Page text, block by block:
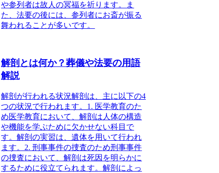
や参列者は故人の冥福を祈ります。ま
た、法要の後には、参列者にお斎が振る
舞われることが多いです。
解剖とは何か？葬儀や法要の用語
解説
解剖が行われる状況解剖は、主に以下の4
つの状況で行われます。1. 医学教育のた
め医学教育において、解剖は人体の構造
や機能を学ぶために欠かせない科目で
す。解剖の実習は、遺体を用いて行われ
ます。2. 刑事事件の捜査のため刑事事件
の捜査において、解剖は死因を明らかに
するために役立てられます。解剖によっ